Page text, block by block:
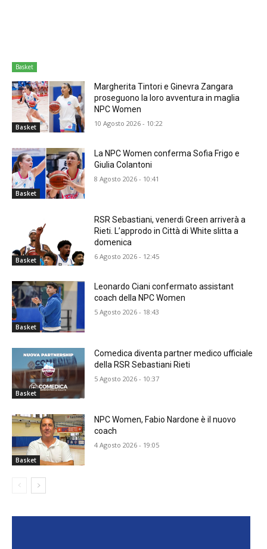
Basket
Basket
Margherita Tintori e Ginevra Zangara
proseguono la loro avventura in maglia
NPC Women
10 Agosto 2026 - 10:22
Basket
La NPC Women conferma Sofia Frigo e
Giulia Colantoni
8 Agosto 2026 - 10:41
Basket
RSR Sebastiani, venerdi Green arriverà a
Rieti. L’approdo in Città di White slitta a
domenica
6 Agosto 2026 - 12:45
Basket
Leonardo Ciani confermato assistant
coach della NPC Women
5 Agosto 2026 - 18:43
Basket
Comedica diventa partner medico ufficiale
della RSR Sebastiani Rieti
5 Agosto 2026 - 10:37
Basket
NPC Women, Fabio Nardone è il nuovo
coach
4 Agosto 2026 - 19:05